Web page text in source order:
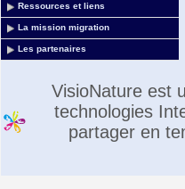
Ressources et liens
La mission migration
Les partenaires
VisioNature est
technologies
partager en